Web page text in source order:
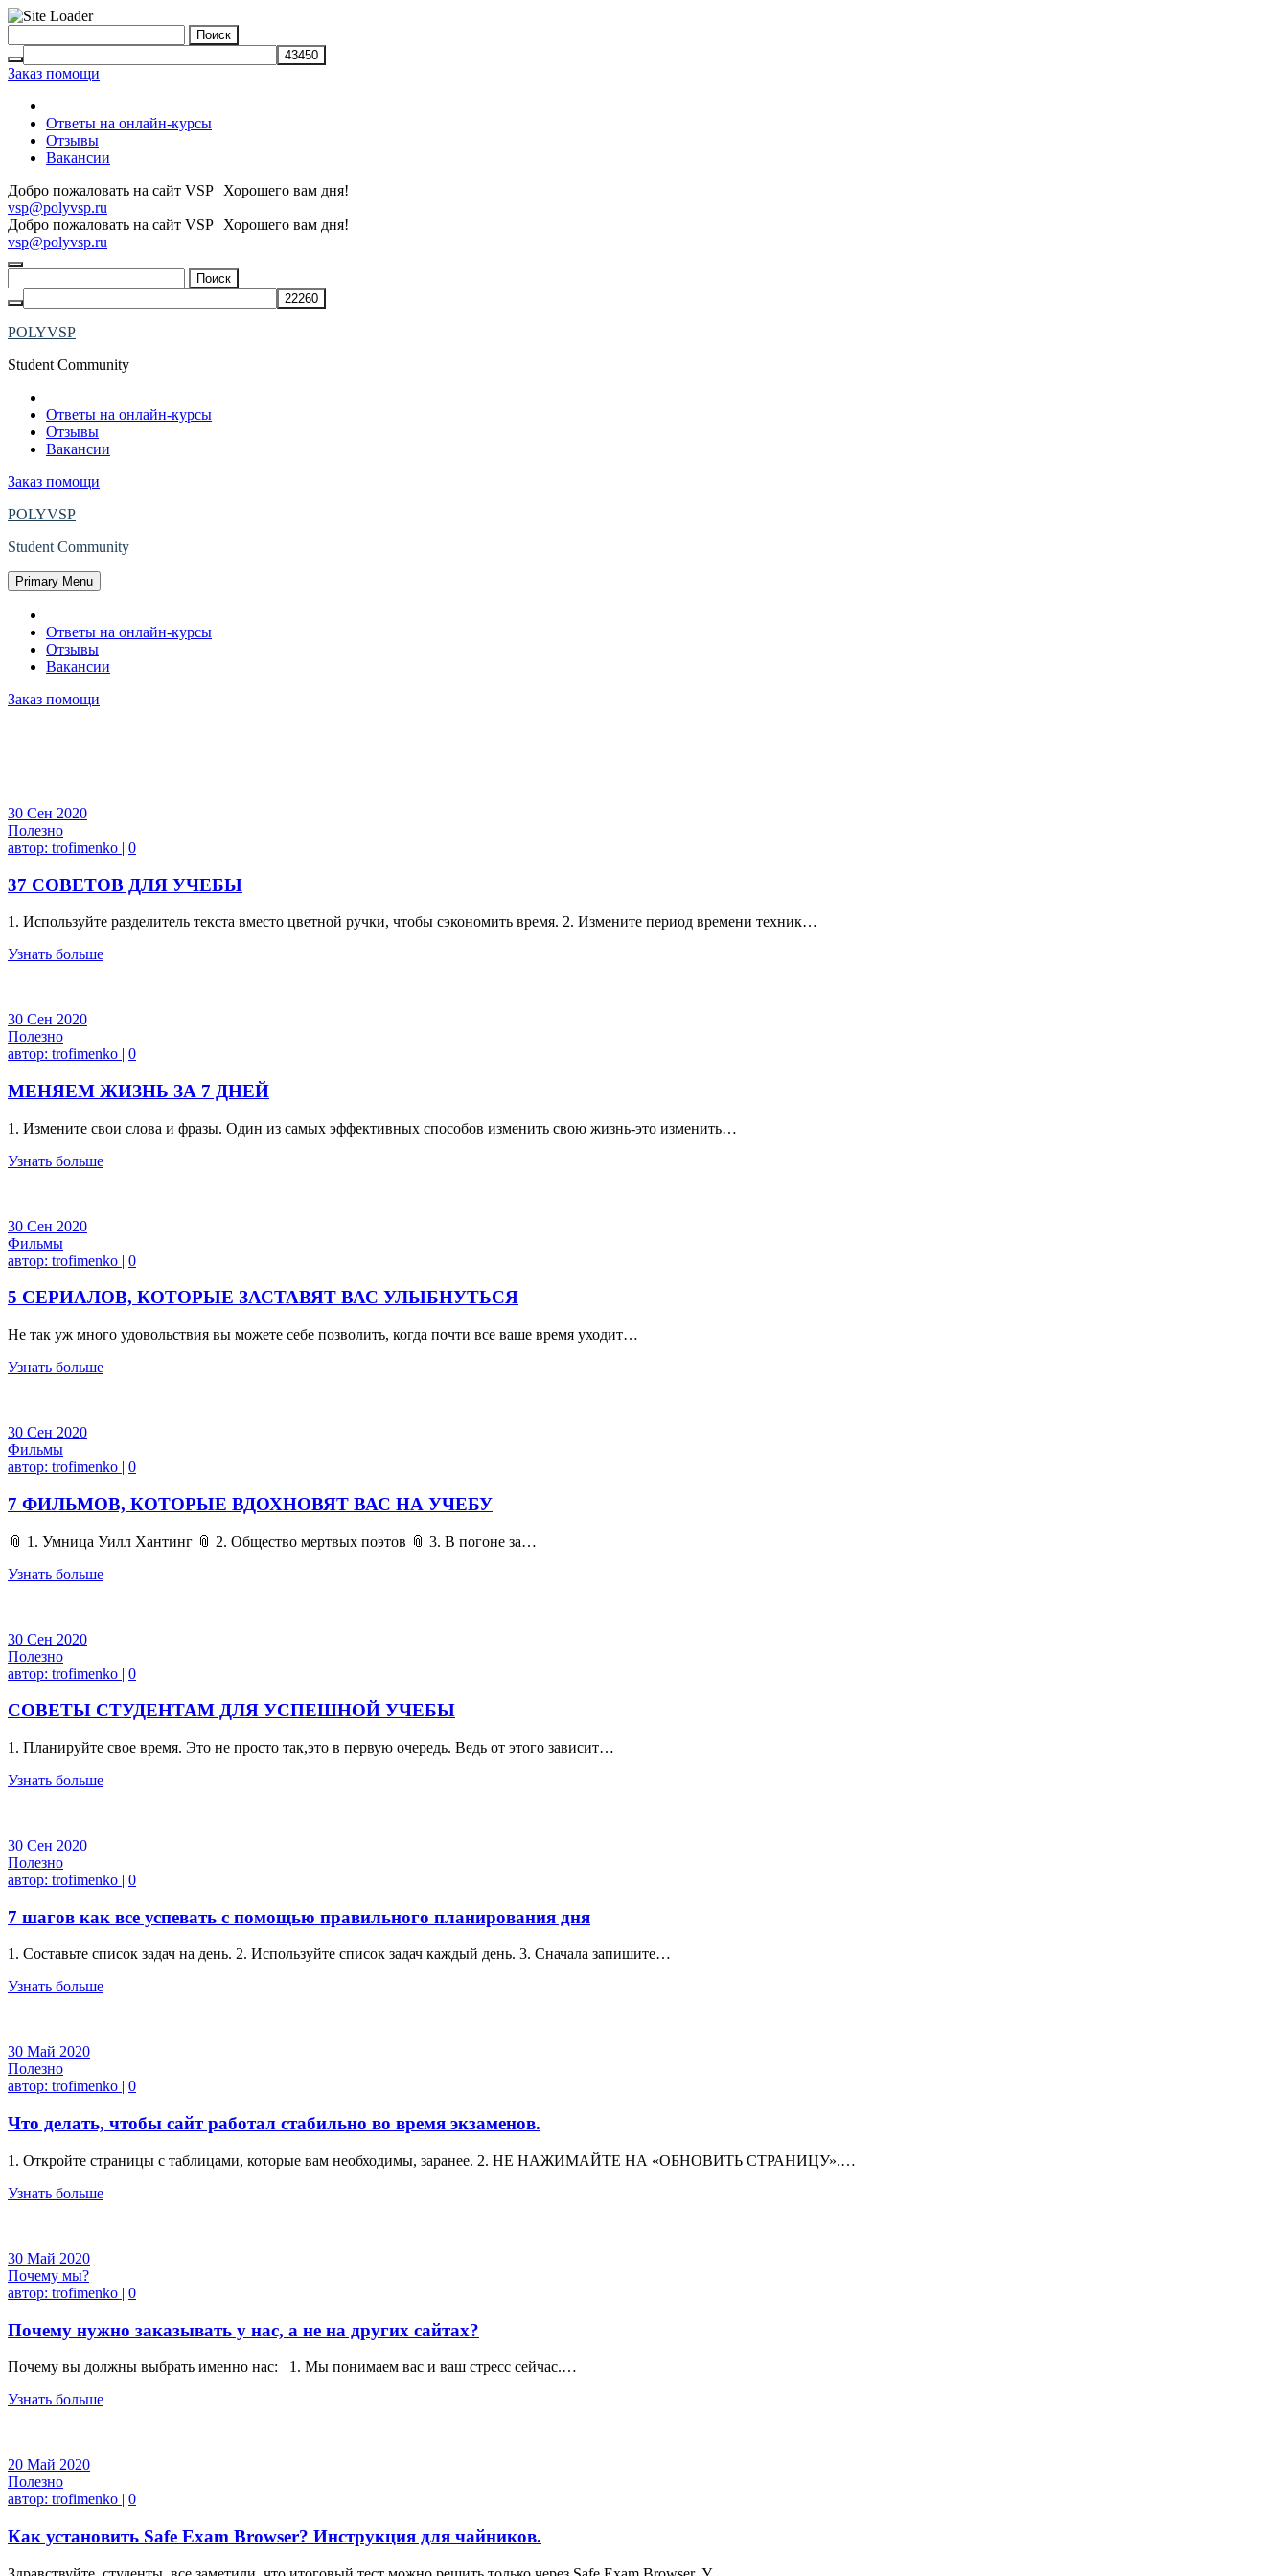
to
content
Заказ помощи
Ответы на онлайн-курсы
Отзывы
Вакансии
Добро пожаловать на сайт VSP | Хорошего вам дня!
vsp@polyvsp.ru
Добро пожаловать на сайт VSP | Хорошего вам дня!
vsp@polyvsp.ru
POLYVSP
Student Community
Ответы на онлайн-курсы
Отзывы
Вакансии
Заказ помощи
POLYVSP
Student Community
Primary Menu
Ответы на онлайн-курсы
Отзывы
Вакансии
Заказ помощи
30 Сен 2020
Полезно
автор: trofimenko | 0
37 СОВЕТОВ ДЛЯ УЧЕБЫ
1. Используйте разделитель текста вместо цветной ручки, чтобы сэкономить время. 2. Измените период времени техник…
Узнать больше
30 Сен 2020
Полезно
автор: trofimenko | 0
МЕНЯЕМ ЖИЗНЬ ЗА 7 ДНЕЙ
1. Измените свои слова и фразы. Один из самых эффективных способов изменить свою жизнь-это изменить…
Узнать больше
30 Сен 2020
Фильмы
автор: trofimenko | 0
5 СЕРИАЛОВ, КОТОРЫЕ ЗАСТАВЯТ ВАС УЛЫБНУТЬСЯ
Не так уж много удовольствия вы можете себе позволить, когда почти все ваше время уходит…
Узнать больше
30 Сен 2020
Фильмы
автор: trofimenko | 0
7 ФИЛЬМОВ, КОТОРЫЕ ВДОХНОВЯТ ВАС НА УЧЕБУ
📎 1. Умница Уилл Хантинг 📎 2. Общество мертвых поэтов 📎 3. В погоне за…
Узнать больше
30 Сен 2020
Полезно
автор: trofimenko | 0
СОВЕТЫ СТУДЕНТАМ ДЛЯ УСПЕШНОЙ УЧЕБЫ
1. Планируйте свое время. Это не просто так,это в первую очередь. Ведь от этого зависит…
Узнать больше
30 Сен 2020
Полезно
автор: trofimenko | 0
7 шагов как все успевать с помощью правильного планирования дня
1. Составьте список задач на день. 2. Используйте список задач каждый день. 3. Сначала запишите…
Узнать больше
30 Май 2020
Полезно
автор: trofimenko | 0
Что делать, чтобы сайт работал стабильно во время экзаменов.
1. Откройте страницы с таблицами, которые вам необходимы, заранее. 2. НЕ НАЖИМАЙТЕ НА «ОБНОВИТЬ СТРАНИЦУ».…
Узнать больше
30 Май 2020
Почему мы?
автор: trofimenko | 0
Почему нужно заказывать у нас, а не на других сайтах?
Почему вы должны выбрать именно нас: 1. Мы понимаем вас и ваш стресс сейчас.…
Узнать больше
20 Май 2020
Полезно
автор: trofimenko | 0
Как установить Safe Exam Browser? Инструкция для чайников.